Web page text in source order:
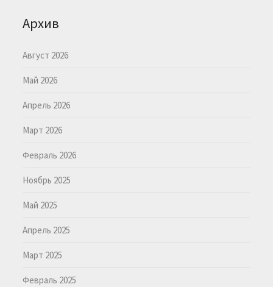
Архив
Август 2026
Май 2026
Апрель 2026
Март 2026
Февраль 2026
Ноябрь 2025
Май 2025
Апрель 2025
Март 2025
Февраль 2025